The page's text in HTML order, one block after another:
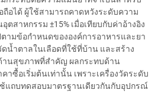
ถือได้ ผู้ใช้สามารถคาดหวังระดับความ
สาหกรรม ±15% เมื่อเทียบกับค่าอ้างอิง
ามข้อกำหนดขององค์การอาหารและยา
น้ำตาลในเลือดที่ใช้ที่บ้าน และสร้าง
านสุขภาพที่สำคัญ ผลกระทบด้าน
าซื้อเริ่มต้นเท่านั้น เพราะเครื่องวัดระดับ
แถบทดสอบมาตรฐานเดียวกันกับอุปกรณ์